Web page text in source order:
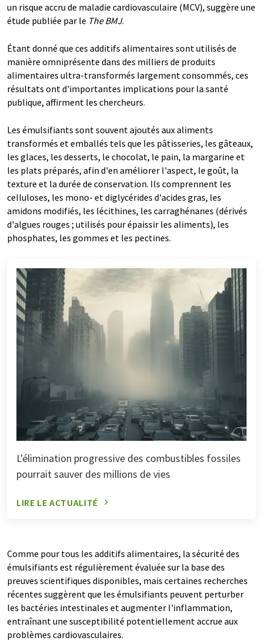
un risque accru de maladie cardiovasculaire (MCV), suggère une
étude publiée par le The BMJ.
Étant donné que ces additifs alimentaires sont utilisés de
manière omniprésente dans des milliers de produits
alimentaires ultra-transformés largement consommés, ces
résultats ont d'importantes implications pour la santé
publique, affirment les chercheurs.
Les émulsifiants sont souvent ajoutés aux aliments
transformés et emballés tels que les pâtisseries, les gâteaux,
les glaces, les desserts, le chocolat, le pain, la margarine et
les plats préparés, afin d'en améliorer l'aspect, le goût, la
texture et la durée de conservation. Ils comprennent les
celluloses, les mono- et diglycérides d'acides gras, les
amidons modifiés, les lécithines, les carraghénanes (dérivés
d'algues rouges ; utilisés pour épaissir les aliments), les
phosphates, les gommes et les pectines.
L'élimination progressive des combustibles fossiles
pourrait sauver des millions de vies
LIRE LE ACTUALITÉ
Comme pour tous les additifs alimentaires, la sécurité des
émulsifiants est régulièrement évaluée sur la base des
preuves scientifiques disponibles, mais certaines recherches
récentes suggèrent que les émulsifiants peuvent perturber
les bactéries intestinales et augmenter l'inflammation,
entraînant une susceptibilité potentiellement accrue aux
problèmes cardiovasculaires.